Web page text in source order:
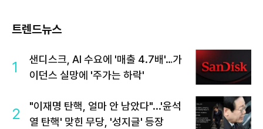
트렌드뉴스
1
샌디스크, AI 수요에 '매출 4.7배'…가
이던스 실망에 '주가는 하락'
2
"이재명 탄핵, 얼마 안 남았다"...'윤석
열 탄핵' 맞힌 무당, '성지글' 등장